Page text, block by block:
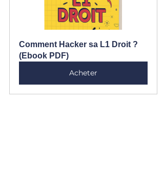
Comment Hacker sa L1 Droit ?
(Ebook PDF)
Acheter